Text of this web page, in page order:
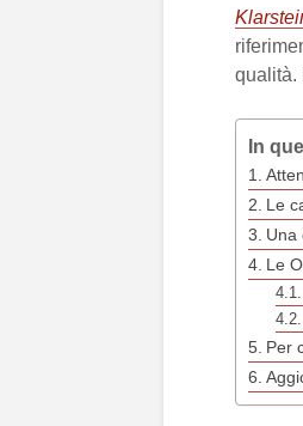
qualità.
In
Le
Una
Le
Per